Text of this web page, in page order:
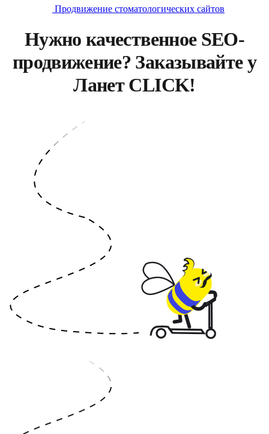
Продвижение стоматологических сайтов
Нужно качественное SEO-
продвижение? Заказывайте у
Ланет CLICK!